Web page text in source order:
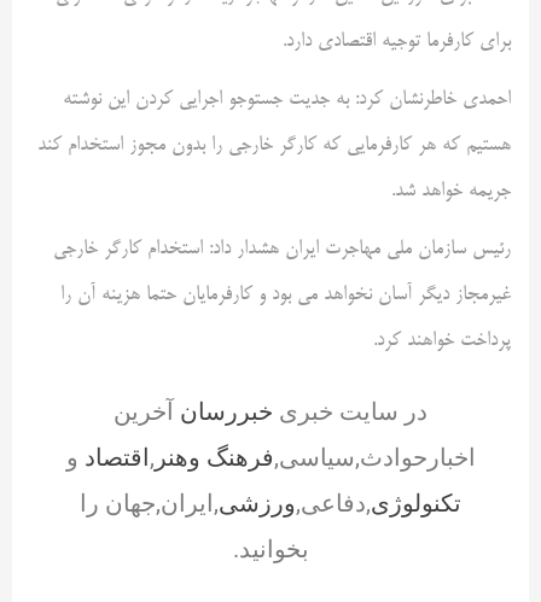
برای کارفرما توجیه اقتصادی دارد.
احمدی خاطرنشان کرد: به جدیت جستوجو اجرایی کردن این نوشته
هستیم که هر کارفرمایی که کارگر خارجی را بدون مجوز استخدام کند
جریمه خواهد شد.
رئیس سازمان ملی مهاجرت ایران هشدار داد: استخدام کارگر خارجی
غیرمجاز دیگر آسان نخواهد می بود و کارفرمایان حتما هزینه آن را
پرداخت خواهند کرد.
در سایت خبری خبررسان آخرین
اخبارحوادث,سیاسی,فرهنگ وهنر ,اقتصاد و
تکنولوژی,دفاعی,ورزشی,ایران,جهان را
بخوانید.